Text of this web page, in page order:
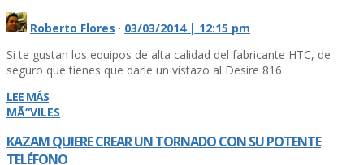
Roberto Flores · 03/03/2014 | 12:15 pm
Si te gustan los equipos de alta calidad del fabricante HTC, de
seguro que tienes que darle un vistazo al Desire 816
LEE MÁS
MÃ“VILES
KAZAM QUIERE CREAR UN TORNADO CON SU POTENTE
TELÉFONO